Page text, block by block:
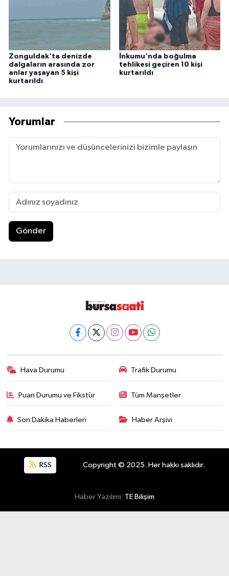
Zonguldak'ta denizde
dalgaların arasında zor
anlar yaşayan 5 kişi
kurtarıldı
İnkumu'nda boğulma
tehlikesi geçiren 10 kişi
kurtarıldı
Yorumlar
Gönder
Hava Durumu Trafik Durumu
Puan Durumu ve Fikstür Tüm Manşetler
Son Dakika Haberleri Haber Arşivi
RSS Copyright © 2025. Her hakkı saklıdır.
Haber Yazılımı: TE Bilişim